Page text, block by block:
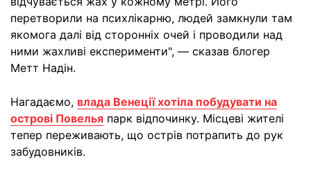
перетворили на психлікарню, людей замкнули там
якомога далі від сторонніх очей і проводили над
ними жахливі експерименти", — сказав блогер
Метт Надін.
Нагадаємо, влада Венеції хотіла побудувати на
острові Повелья парк відпочинку. Місцеві жителі
тепер переживають, що острів потрапить до рук
забудовників.